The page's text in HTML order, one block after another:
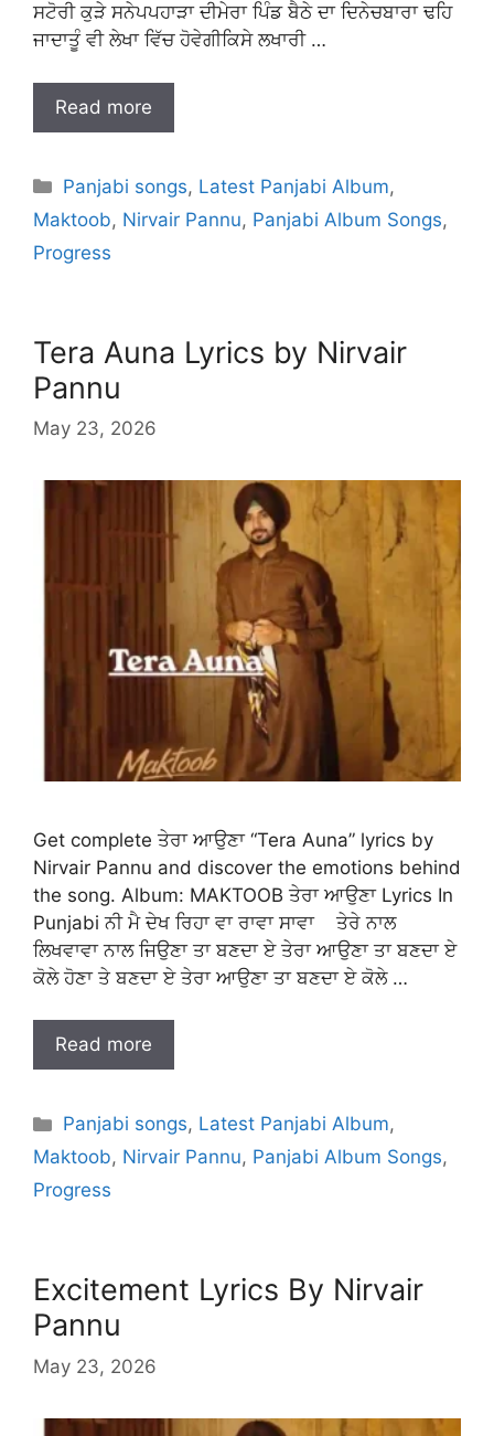
ਸਟੋਰੀ ਕੁੜੇ ਸਨੇਪਪਹਾੜਾ ਦੀਮੇਰਾ ਪਿੰਡ ਬੈਠੇ ਦਾ ਦਿਨੇਚਬਾਰਾ ਢਹਿ
ਜਾਦਾਤੂੰ ਵੀ ਲੇਖਾ ਵਿੱਚ ਹੋਵੇਗੀਕਿਸੇ ਲਖਾਰੀ …
Read more
Categories
Panjabi songs, Latest Panjabi Album,
Maktoob, Nirvair Pannu, Panjabi Album Songs,
Progress
Tera Auna Lyrics by Nirvair
Pannu
May 23, 2026
Get complete ਤੇਰਾ ਆਉਣਾ “Tera Auna” lyrics by
Nirvair Pannu and discover the emotions behind
the song. Album: MAKTOOB ਤੇਰਾ ਆਉਣਾ Lyrics In
Punjabi ਨੀ ਮੈ ਦੇਖ ਰਿਹਾ ਵਾ ਰਾਵਾ ਸਾਵਾ ਤੇਰੇ ਨਾਲ
ਲਿਖਵਾਵਾ ਨਾਲ ਜਿਉਣਾ ਤਾ ਬਣਦਾ ਏ ਤੇਰਾ ਆਉਣਾ ਤਾ ਬਣਦਾ ਏ
ਕੋਲੇ ਹੋਣਾ ਤੇ ਬਣਦਾ ਏ ਤੇਰਾ ਆਉਣਾ ਤਾ ਬਣਦਾ ਏ ਕੋਲੇ …
Read more
Categories
Panjabi songs, Latest Panjabi Album,
Maktoob, Nirvair Pannu, Panjabi Album Songs,
Progress
Excitement Lyrics By Nirvair
Pannu
May 23, 2026